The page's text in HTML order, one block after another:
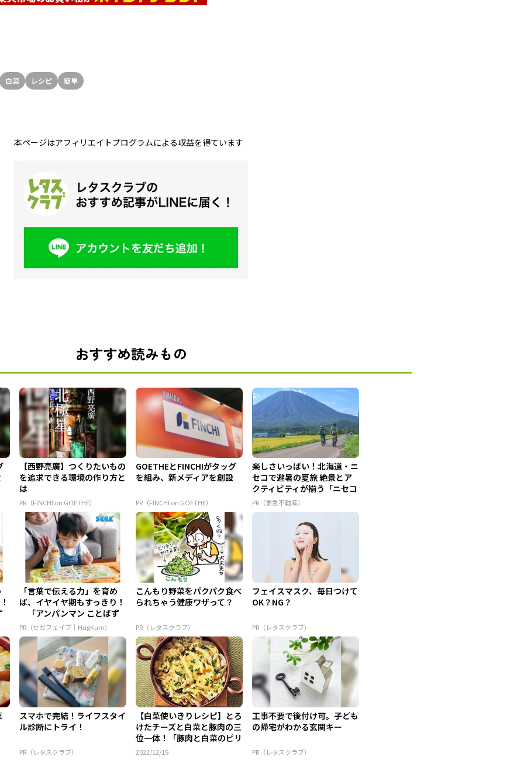
白菜 レシピ 簡単
本ページはアフィリエイトプログラムによる収益を得ています
おすすめ読みもの
【西野亮廣】つくりたいもの
を追求できる環境の作り方と
は
PR（FINCHI on GOETHE）
GOETHEとFINCHIがタッグ
を組み、新メディアを創設
PR（FINCHI on GOETHE）
楽しさいっぱい！北海道・ニ
セコで避暑の夏旅 絶景とア
クティビティが揃う「ニセコ
東...
PR（東急不動産）
「言葉で伝える力」を育め
ば、イヤイヤ期もすっきり！
「アンパンマン ことばず
かん...
PR（セガフェイブ｜HugKum）
こんもり野菜をパクパク食べ
られちゃう健康ワザって？
PR（レタスクラブ）
フェイスマスク、毎日つけて
OK？NG？
PR（レタスクラブ）
スマホで完結！ライフスタイ
ル診断にトライ！
PR（レタスクラブ）
【白菜使いきりレシピ】とろ
けたチーズと白菜と豚肉の三
位一体！「豚肉と白菜のピリ
辛...
2022/12/19
工事不要で後付け可。子ども
の帰宅がわかる玄関キー
PR（レタスクラブ）